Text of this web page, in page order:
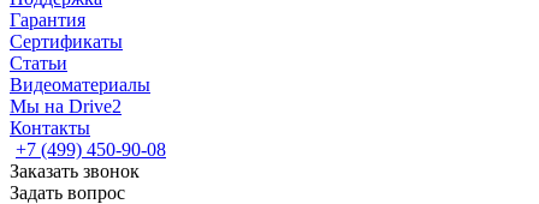
Гарантия
Сертификаты
Статьи
Видеоматериалы
Мы на Drive2
Контакты
+7 (499) 450-90-08
Заказать звонок
Задать вопрос